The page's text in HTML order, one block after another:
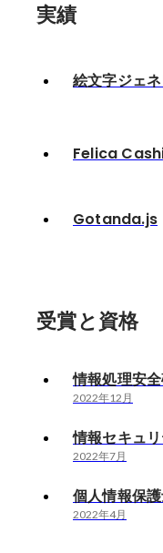
実績
絵文字ジェ
Felica
Gotanda.js
受賞と資格
情報処理安
2022年12月
情報セキュ
2022年7月
個人情報保
2022年4月